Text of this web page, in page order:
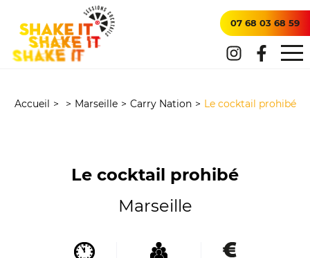
07 68 03 68 59
Accueil > > Marseille > Carry Nation > Le cocktail prohibé
Le cocktail prohibé
Marseille